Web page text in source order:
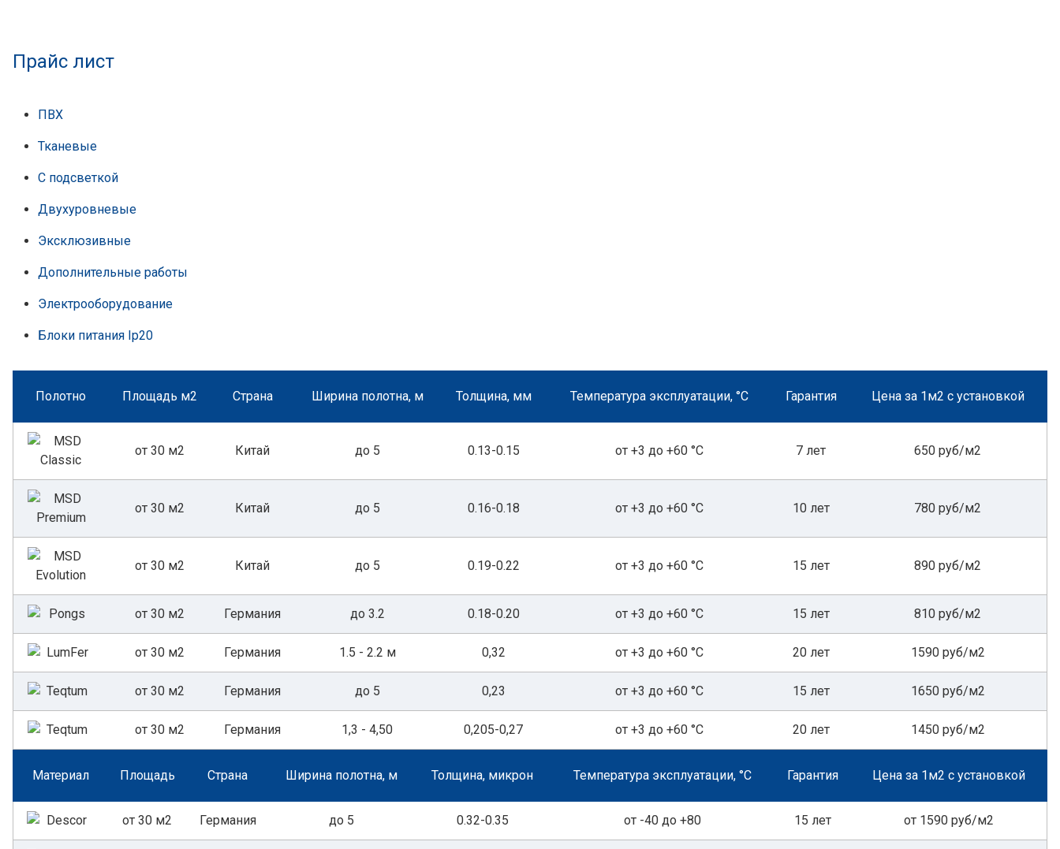
Прайс лист
ПВХ
Тканевые
С подсветкой
Двухуровневые
Эксклюзивные
Дополнительные работы
Электрооборудование
Блоки питания Ip20
Полотно Площадь м2 Страна Ширина полотна, м Толщина, мм Температура эксплуатации, °С Гарантия Цена за 1м2 с установкой
от 30 м2 Китай до 5 0.13-0.15 от +3 до +60 °С 7 лет 650 руб/м2
от 30 м2 Китай до 5 0.16-0.18 от +3 до +60 °С 10 лет 780 руб/м2
от 30 м2 Китай до 5 0.19-0.22 от +3 до +60 °С 15 лет 890 руб/м2
от 30 м2 Германия до 3.2 0.18-0.20 от +3 до +60 °С 15 лет 810 руб/м2
от 30 м2 Германия 1.5 - 2.2 м 0,32 от +3 до +60 °С 20 лет 1590 руб/м2
от 30 м2 Германия до 5 0,23 от +3 до +60 °С 15 лет 1650 руб/м2
от 30 м2 Германия 1,3 - 4,50 0,205-0,27 от +3 до +60 °С 20 лет 1450 руб/м2
Материал Площадь Страна Ширина полотна, м Толщина, микрон Температура эксплуатации, °С Гарантия Цена за 1м2 с установкой
от 30 м2 Германия до 5 0.32-0.35 от -40 до +80 15 лет от 1590 руб/м2